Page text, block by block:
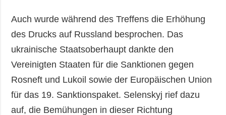
Auch wurde während des Treffens die Erhöhung
des Drucks auf Russland besprochen. Das
ukrainische Staatsoberhaupt dankte den
Vereinigten Staaten für die Sanktionen gegen
Rosneft und Lukoil sowie der Europäischen Union
für das 19. Sanktionspaket. Selenskyj rief dazu
auf, die Bemühungen in dieser Richtung